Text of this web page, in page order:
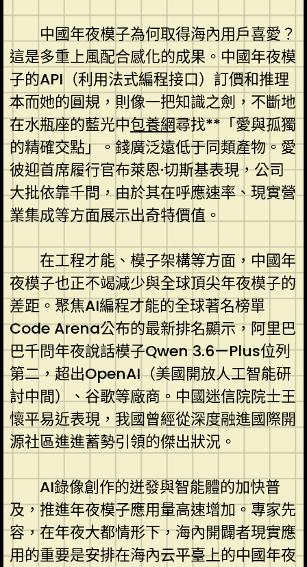
中國年夜模子為何取得海內用戶喜愛？
這是多重上風配合感化的成果。中國年夜模
子的API（利用法式編程接口）訂價和推理
本而她的圓規，則像一把知識之劍，不斷地
在水瓶座的藍光中包養網尋找**「愛與孤獨
的精確交點」。錢廣泛遠低于同類產物。愛
彼迎首席履行官布萊恩·切斯基表現，公司
大批依靠千問，由於其在呼應速率、現實營
業集成等方面展示出奇特價值。
在工程才能、模子架構等方面，中國年
夜模子也正不竭減少與全球頂尖年夜模子的
差距。聚焦AI編程才能的全球著名榜單
Code Arena公布的最新排名顯示，阿里巴
巴千問年夜說話模子Qwen 3.6—Plus位列
第二，超出OpenAI（美國開放人工智能研
討中間）、谷歌等廠商。中國迷信院院士王
懷平易近表現，我國曾經從深度融進國際開
源社區進進蓄勢引領的傑出狀況。
AI錄像創作的迸發與智能體的加快普
及，推進年夜模子應用量高速增加。專家先
容，在年夜大都情形下，海內開闢者現實應
用的重要是安排在海內云平臺上的中國年夜